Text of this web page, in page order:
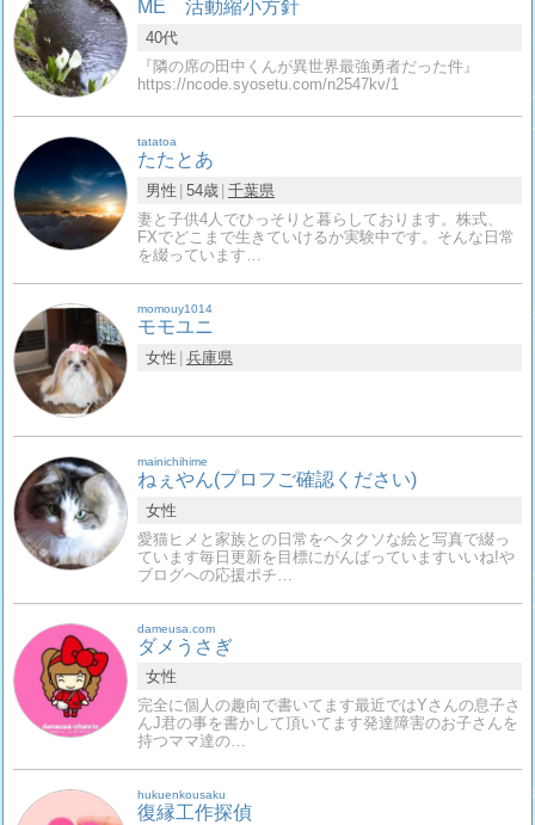
ME 活動縮小方針
40代
『隣の席の田中くんが異世界最強勇者だった件』
https://ncode.syosetu.com/n2547kv/1
tatatoa
たたとあ
男性 54歳 千葉県
妻と子供4人でひっそりと暮らしております。株式、
FXでどこまで生きていけるか実験中です。そんな日常
を綴っています…
momouy1014
モモユニ
女性 兵庫県
mainichihime
ねぇやん(プロフご確認ください)
女性
愛猫ヒメと家族との日常をヘタクソな絵と写真で綴っ
ています毎日更新を目標にがんばっていますいいね!や
ブログへの応援ポチ…
dameusa.com
ダメうさぎ
女性
完全に個人の趣向で書いてます最近ではYさんの息子さ
んJ君の事を書かして頂いてます発達障害のお子さんを
持つママ達の…
hukuenkousaku
復縁工作探偵